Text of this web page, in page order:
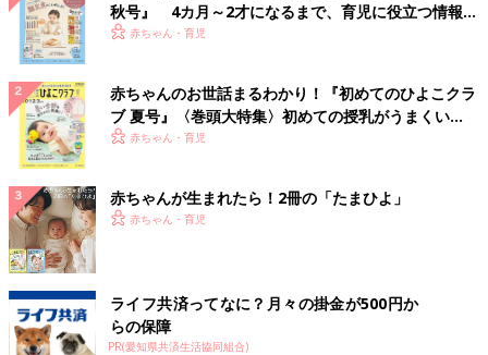
【医師監修】わが子の性器に悩むママ必
はないママは、男の子の性器に気になることが
あると、「どうしたんだろう…」と心配になり
ませんか？ 男の子赤ちゃんの性器で起こりが
赤ちゃんの尿道下裂 治療
多くの場合、1歳前後までに正しい位置に尿道口をつくる手術を
行います。手術にかかる時間は、症状が軽ければ2時間程度、重
で、2日～2週間程度と幅があります。手術を行えば普通の状態で
排尿でき、将来、正常な性生活も営めるようになります。
秋号』 4カ月～2才になるまで、育児に役立つ情報が
いっぱい！
赤ちゃん・育児
赤ちゃんのお世話まるわかり！『初めてのひよこクラ
ブ 夏号』〈巻頭大特集〉初めての授乳がうまくい
く！ おっぱい・ミルクの基本と夏のトラブル 解決テ
赤ちゃん・育児
赤ちゃんが生まれたら！2冊の「たまひよ」
赤ちゃん・育児
ライフ共済ってなに？月々の掛金が500円か
らの保障
PR(愛知県共済生活協同組合)